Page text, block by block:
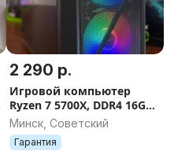
2 290 р.
Игровой компьютер
Ryzen 7 5700X, DDR4 16GB,
RTX 3060TI 8GB, SSD 480GB,
600W, AM4, ГАРАНТИЯ 12
МЕС.
Минск, Советский
Гарантия